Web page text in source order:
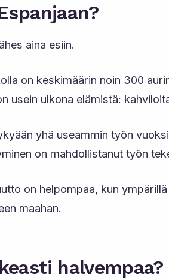
aina esiin.
on keskimäärin noin 300
ulkona elämistä:
yhä useammin työn
on mahdollistanut työn
on helpompaa, kun
maahan.
halvempaa?